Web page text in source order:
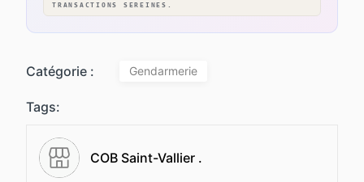
TRANSACTIONS SEREINES.
Catégorie : Gendarmerie
Tags:
COB Saint-Vallier .